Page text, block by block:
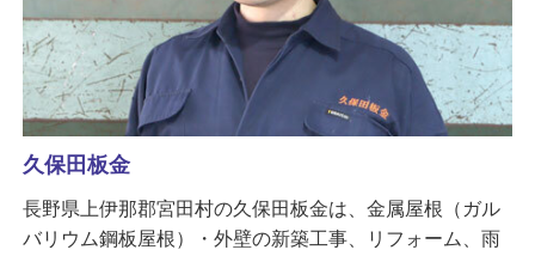
久保田板金
長野県上伊那郡宮田村の久保田板金は、金属屋根（ガル
バリウム鋼板屋根）・外壁の新築工事、リフォーム、雨